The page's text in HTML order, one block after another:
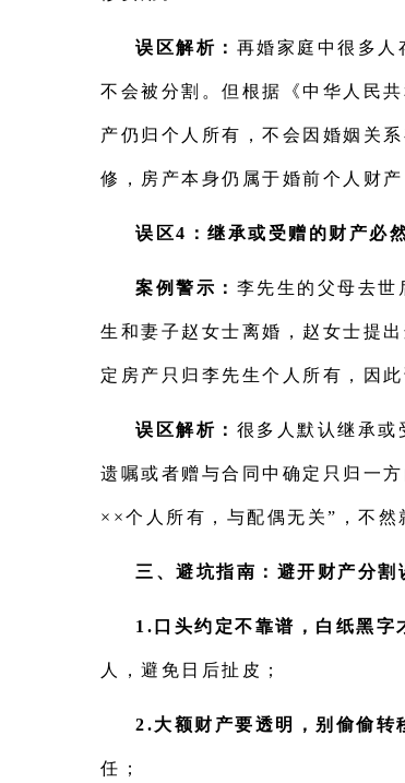
误区解析： 再婚家庭中很多人
不会被分割。但根据《中华人民
产仍归个人所有，不会因婚姻关
修，房产本身仍属于婚前个人财
误区4：继承或受赠的财产必
案例警示： 李先生的父母去世
生和妻子赵女士离婚，赵女士提
定房产只归李先生个人所有，因
误区解析： 很多人默认继承或
遗嘱或者赠与合同中确定只归一
××个人所有，与配偶无关”，不然
三、避坑指南：避开财产分割
1.口头约定不靠谱，白纸黑字
人，避免日后扯皮；
2.大额财产要透明，别偷偷转
任；